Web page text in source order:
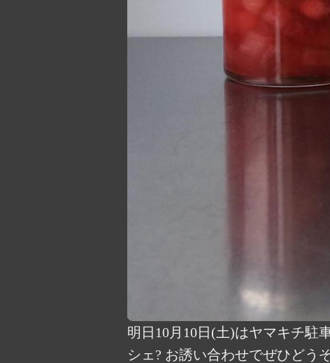
明日10月10日(土)はヤマキチ駐
シェ? お誘い合わせでぜひどう